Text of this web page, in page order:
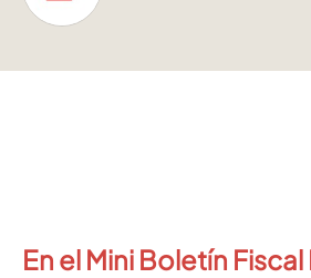
En el Mini Boletín